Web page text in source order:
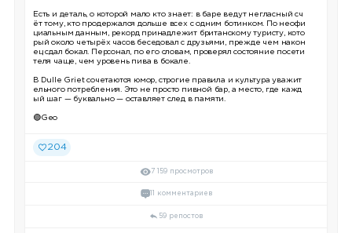
Есть и деталь, о которой мало кто знает: в баре ведут негласный сч
ёт тому, кто продержался дольше всех с одним ботинком. По неофи
циальным данным, рекорд принадлежит британскому туристу, кото
рый около четырёх часов беседовал с друзьями, прежде чем након
ец сдал бокал. Персонал, по его словам, проверял состояние посети
теля чаще, чем уровень пива в бокале.
В Dulle Griet сочетаются юмор, строгие правила и культура уважит
ельного потребления. Это не просто пивной бар, а место, где кажд
ый шаг — буквально — оставляет след в памяти.
🟢Geo
204
7 159 просмотров
11 комментариев
59 репостов